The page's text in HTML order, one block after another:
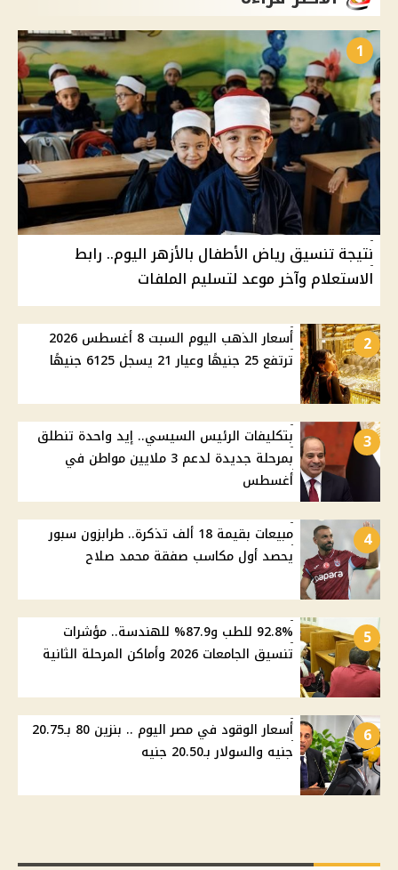
1
نتيجة تنسيق رياض الأطفال بالأزهر اليوم.. رابط
الاستعلام وآخر موعد لتسليم الملفات
2
أسعار الذهب اليوم السبت 8 أغسطس 2026
ترتفع 25 جنيهًا وعيار 21 يسجل 6125 جنيهًا
3
بتكليفات الرئيس السيسي.. إيد واحدة تنطلق
بمرحلة جديدة لدعم 3 ملايين مواطن في
أغسطس
4
مبيعات بقيمة 18 ألف تذكرة.. طرابزون سبور
يحصد أول مكاسب صفقة محمد صلاح
5
92.8% للطب و87.9% للهندسة.. مؤشرات
تنسيق الجامعات 2026 وأماكن المرحلة الثانية
6
أسعار الوقود في مصر اليوم .. بنزين 80 بـ20.75
جنيه والسولار بـ20.50 جنيه